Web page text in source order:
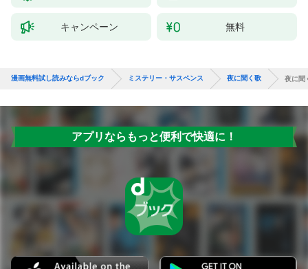
キャンペーン 無料
漫画無料試し読みならdブック ミステリー・サスペンス 夜に聞く歌 夜に聞
アプリならもっと便利で快適に！